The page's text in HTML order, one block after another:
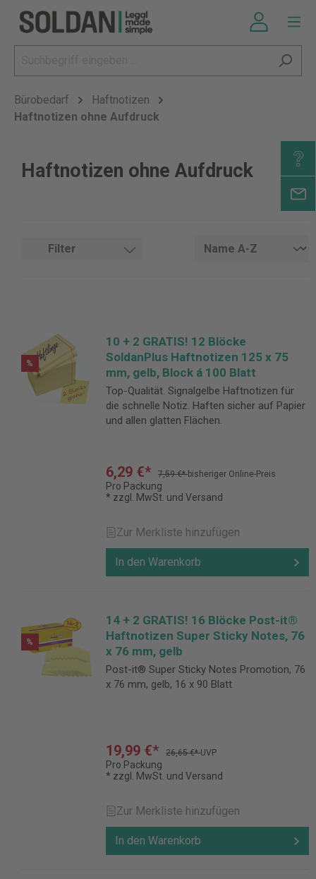
Bürobedarf
Haftnotizen
Haftnotizen ohne Aufdruck
Haftnotizen ohne Aufdruck
Filter
%
10 + 2 GRATIS! 12 Blöcke
SoldanPlus Haftnotizen 125 x 75
mm, gelb, Block á 100 Blatt
Top-Qualität. Signalgelbe Haftnotizen für
die schnelle Notiz. Haften sicher auf Papier
und allen glatten Flächen.
6,29 €* 7,59 €*bisheriger Online-Preis
Pro Packung
* zzgl. MwSt. und Versand
Zur Merkliste hinzufügen
In den Warenkorb
%
14 + 2 GRATIS! 16 Blöcke Post-it®
Haftnotizen Super Sticky Notes, 76
x 76 mm, gelb
Post-it® Super Sticky Notes Promotion, 76
x 76 mm, gelb, 16 x 90 Blatt
19,99 €* 26,65 €*UVP
Pro Packung
* zzgl. MwSt. und Versand
Zur Merkliste hinzufügen
In den Warenkorb